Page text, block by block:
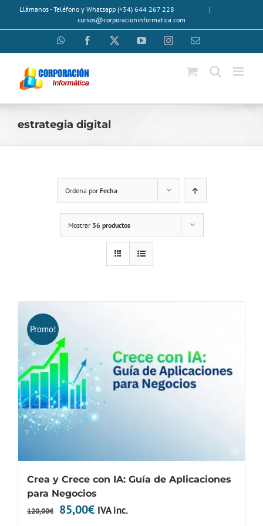
SaltarLlámanos - Teléfono y Whatsapp (+34) 644 267 228
|
cursos@corporacioninformatica.com
WhatsAppFacebook YouTubeInstagramCorreo
estrategia digital
Ordena por Fecha
Mostrar 36 productos
Promo!
Crea y Crece con IA: Guía de Aplicaciones
para Negocios
120,00€
El
85,00€ElIVA inc.